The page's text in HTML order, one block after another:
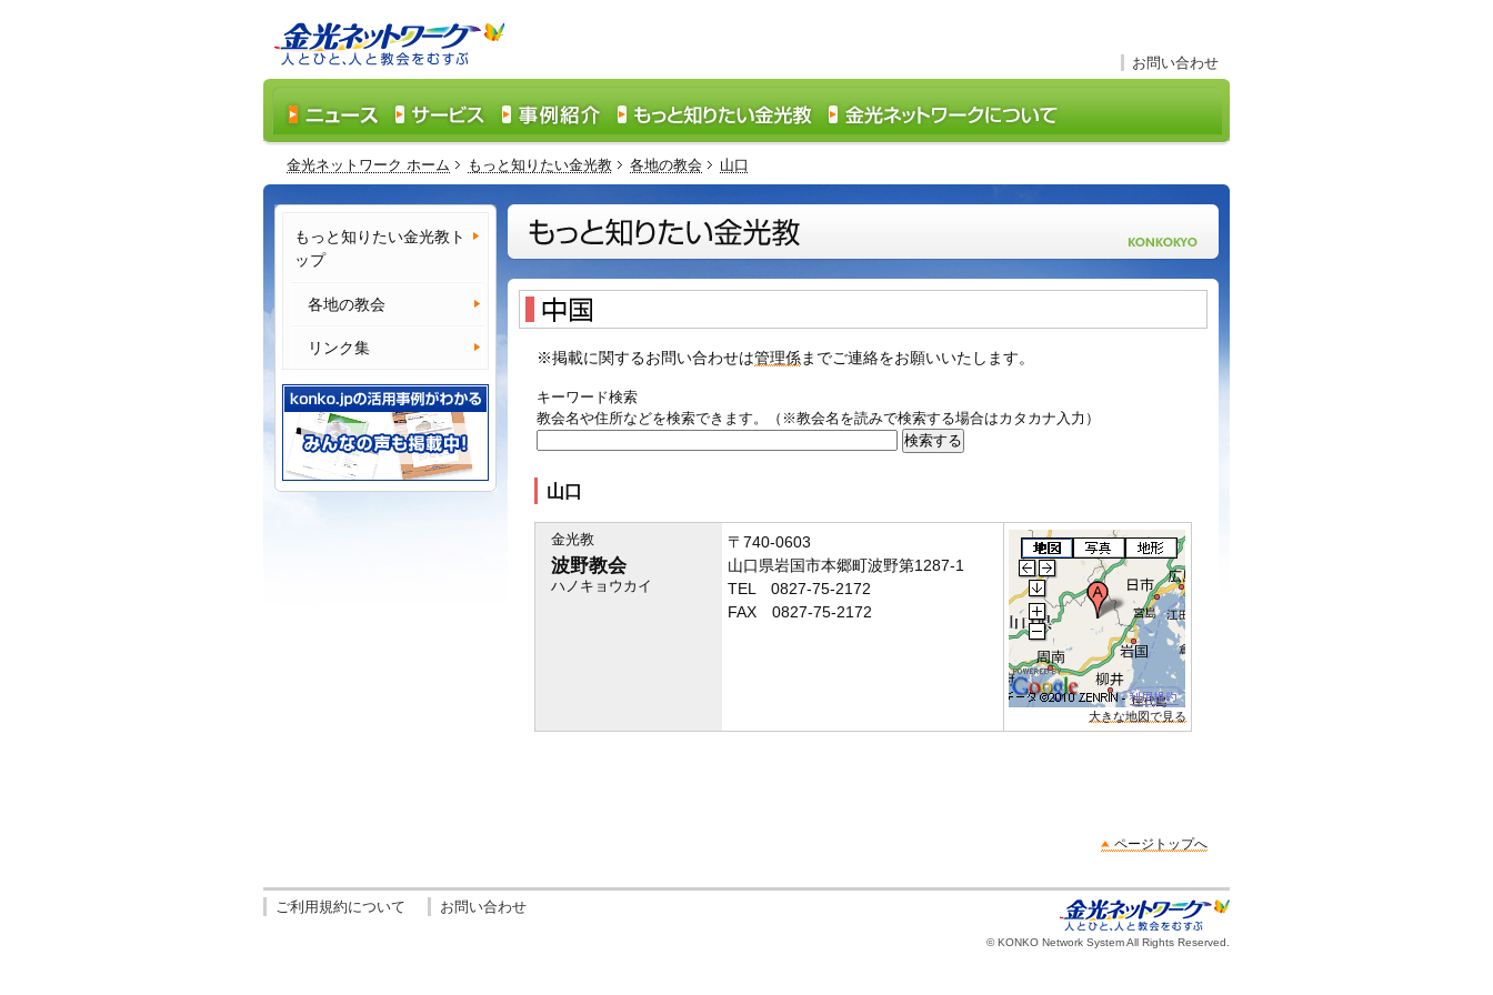
お問い合わせ
金光ネットワーク ホーム もっと知りたい金光教 各地の教会 山口
※掲載に関するお問い合わせは管理係までご連絡をお願いいたします。
キーワード検索
教会名や住所などを検索できます。（※教会名を読みで検索する場合はカタカナ入力）
山口
金光教
波野教会
ハノキョウカイ
〒740-0603
山口県岩国市本郷町波野第1287-1
TEL 0827-75-2172
FAX 0827-75-2172
大きな地図で見る
もっと知りたい金光教ト
ップ
各地の教会
リンク集
ページトップへ
ご利用規約について お問い合わせ
© KONKO Network System All Rights Reserved.